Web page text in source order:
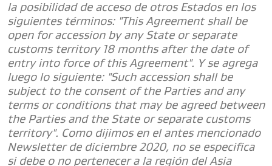
la posibilidad de acceso de otros Estados en los
siguientes términos: "This Agreement shall be
open for accession by any State or separate
customs territory 18 months after the date of
entry into force of this Agreement". Y se agrega
luego lo siguiente: "Such accession shall be
subject to the consent of the Parties and any
terms or conditions that may be agreed between
the Parties and the State or separate customs
territory". Como dijimos en el antes mencionado
Newsletter de diciembre 2020, no se especifica
si debe o no pertenecer a la región del Asia